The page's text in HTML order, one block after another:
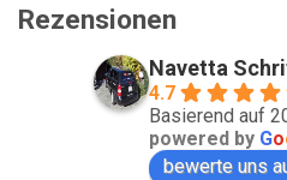
Rezensionen
Navetta
4.7
Basierend auf
powered by Go
bewerte uns